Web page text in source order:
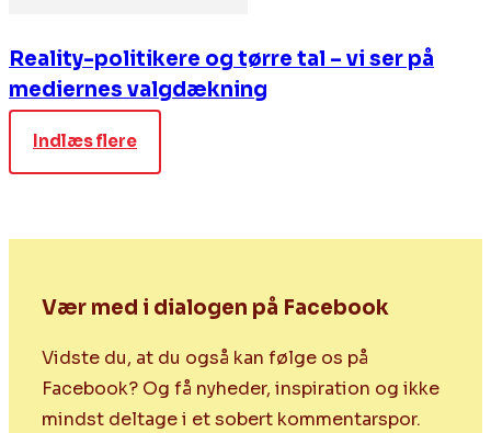
Reality-politikere og tørre tal – vi ser på
mediernes valgdækning
Indlæs flere
Vær med i dialogen på Facebook
Vidste du, at du også kan følge os på
Facebook? Og få nyheder, inspiration og ikke
mindst deltage i et sobert kommentarspor.